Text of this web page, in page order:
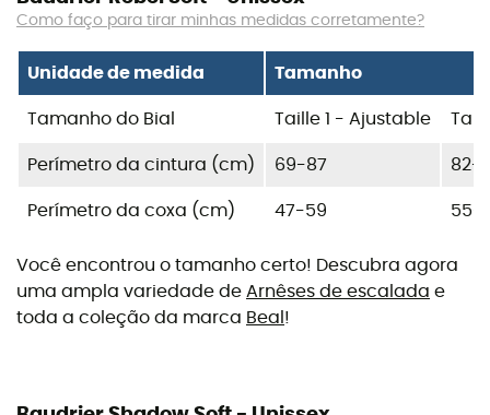
Como faço para tirar minhas medidas corretamente?
Unidade de medida Tamanho
Tamanho do Bial Taille 1 - Ajustable
Perímetro da cintura (cm) 69-87 82-
Perímetro da coxa (cm) 47-59 55-
Você encontrou o tamanho certo! Descubra agora
uma ampla variedade de Arnêses de escalada e
toda a coleção da marca Beal !